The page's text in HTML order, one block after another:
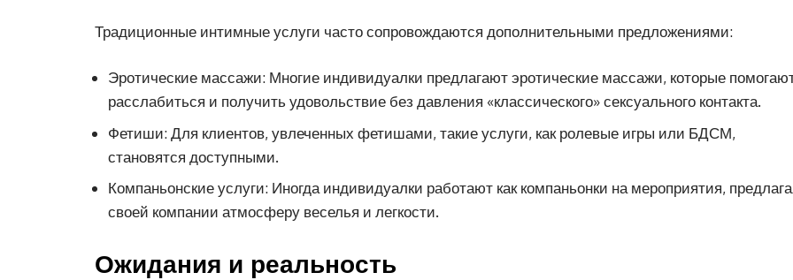
Традиционные интимные услуги часто сопровождаются дополнительными предложениями:
Эротические массажи: Многие индивидуалки предлагают эротические массажи, которые
расслабиться и получить удовольствие без давления «классического» сексуального контакта.
Фетиши: Для клиентов, увлеченных фетишами, такие услуги, как ролевые игры или БДСМ,
становятся доступными.
Компаньонские услуги: Иногда индивидуалки работают как компаньонки на мероприятия,
своей компании атмосферу веселья и легкости.
Ожидания и реальность